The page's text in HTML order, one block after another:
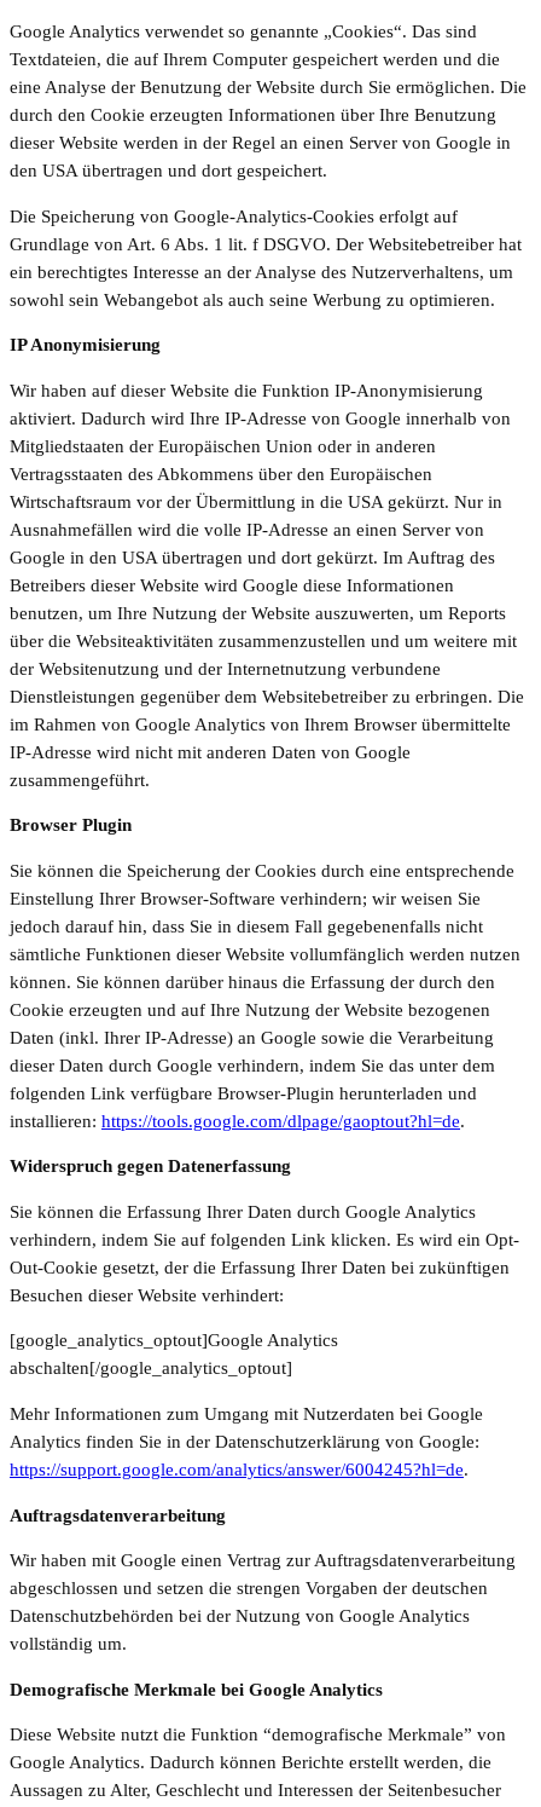
Google Analytics verwendet so genannte „Cookies“. Das sind
Textdateien, die auf Ihrem Computer gespeichert werden und die
eine Analyse der Benutzung der Website durch Sie ermöglichen. Die
durch den Cookie erzeugten Informationen über Ihre Benutzung
dieser Website werden in der Regel an einen Server von Google in
den USA übertragen und dort gespeichert.
Die Speicherung von Google-Analytics-Cookies erfolgt auf
Grundlage von Art. 6 Abs. 1 lit. f DSGVO. Der Websitebetreiber hat
ein berechtigtes Interesse an der Analyse des Nutzerverhaltens, um
sowohl sein Webangebot als auch seine Werbung zu optimieren.
IP Anonymisierung
Wir haben auf dieser Website die Funktion IP-Anonymisierung
aktiviert. Dadurch wird Ihre IP-Adresse von Google innerhalb von
Mitgliedstaaten der Europäischen Union oder in anderen
Vertragsstaaten des Abkommens über den Europäischen
Wirtschaftsraum vor der Übermittlung in die USA gekürzt. Nur in
Ausnahmefällen wird die volle IP-Adresse an einen Server von
Google in den USA übertragen und dort gekürzt. Im Auftrag des
Betreibers dieser Website wird Google diese Informationen
benutzen, um Ihre Nutzung der Website auszuwerten, um Reports
über die Websiteaktivitäten zusammenzustellen und um weitere mit
der Websitenutzung und der Internetnutzung verbundene
Dienstleistungen gegenüber dem Websitebetreiber zu erbringen. Die
im Rahmen von Google Analytics von Ihrem Browser übermittelte
IP-Adresse wird nicht mit anderen Daten von Google
zusammengeführt.
Browser Plugin
Sie können die Speicherung der Cookies durch eine entsprechende
Einstellung Ihrer Browser-Software verhindern; wir weisen Sie
jedoch darauf hin, dass Sie in diesem Fall gegebenenfalls nicht
sämtliche Funktionen dieser Website vollumfänglich werden nutzen
können. Sie können darüber hinaus die Erfassung der durch den
Cookie erzeugten und auf Ihre Nutzung der Website bezogenen
Daten (inkl. Ihrer IP-Adresse) an Google sowie die Verarbeitung
dieser Daten durch Google verhindern, indem Sie das unter dem
folgenden Link verfügbare Browser-Plugin herunterladen und
installieren: https://tools.google.com/dlpage/gaoptout?hl=de.
Widerspruch gegen Datenerfassung
Sie können die Erfassung Ihrer Daten durch Google Analytics
verhindern, indem Sie auf folgenden Link klicken. Es wird ein Opt-
Out-Cookie gesetzt, der die Erfassung Ihrer Daten bei zukünftigen
Besuchen dieser Website verhindert:
[google_analytics_optout]Google Analytics
abschalten[/google_analytics_optout]
Mehr Informationen zum Umgang mit Nutzerdaten bei Google
Analytics finden Sie in der Datenschutzerklärung von Google:
https://support.google.com/analytics/answer/6004245?hl=de.
Auftragsdatenverarbeitung
Wir haben mit Google einen Vertrag zur Auftragsdatenverarbeitung
abgeschlossen und setzen die strengen Vorgaben der deutschen
Datenschutzbehörden bei der Nutzung von Google Analytics
vollständig um.
Demografische Merkmale bei Google Analytics
Diese Website nutzt die Funktion “demografische Merkmale” von
Google Analytics. Dadurch können Berichte erstellt werden, die
Aussagen zu Alter, Geschlecht und Interessen der Seitenbesucher